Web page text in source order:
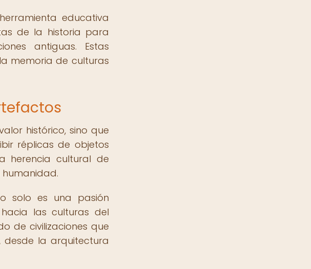
educativa
de la historia para
antiguas. Estas
memoria de culturas
histórico, sino que
réplicas de objetos
herencia cultural de
solo es una pasión
las culturas del
de civilizaciones que
desde la arquitectura